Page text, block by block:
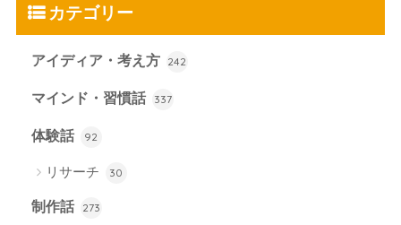
カテゴリー
アイディア・考え方 242
マインド・習慣話 337
体験話 92
リサーチ 30
制作話 273